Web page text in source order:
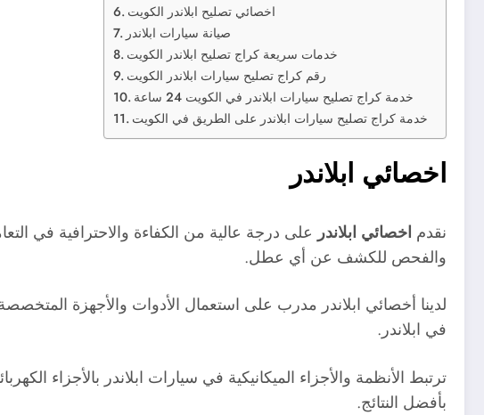
اخصائي تصليح ابلاندر الكويت
صيانة سيارات ابلاندر
خدمات سريعة كراج تصليح ابلاندر الكويت
رقم كراج تصليح سيارات ابلاندر الكويت
خدمة كراج تصليح سيارات ابلاندر في الكويت 24 ساعة
خدمة كراج تصليح سيارات ابلاندر على الطريق في الكويت
اخصائي ابلاندر
نقدم اخصائي ابلاندر على درجة عالية من الكفاءة والاحترافية في
والفحص للكشف عن أي عطل.
لدينا أخصائي ابلاندر مدرب على استعمال الأدوات والأجهزة
في ابلاندر.
ترتبط الأنظمة والأجزاء الميكانيكية في سيارات ابلاندر بالأجزاء
بأفضل النتائج.